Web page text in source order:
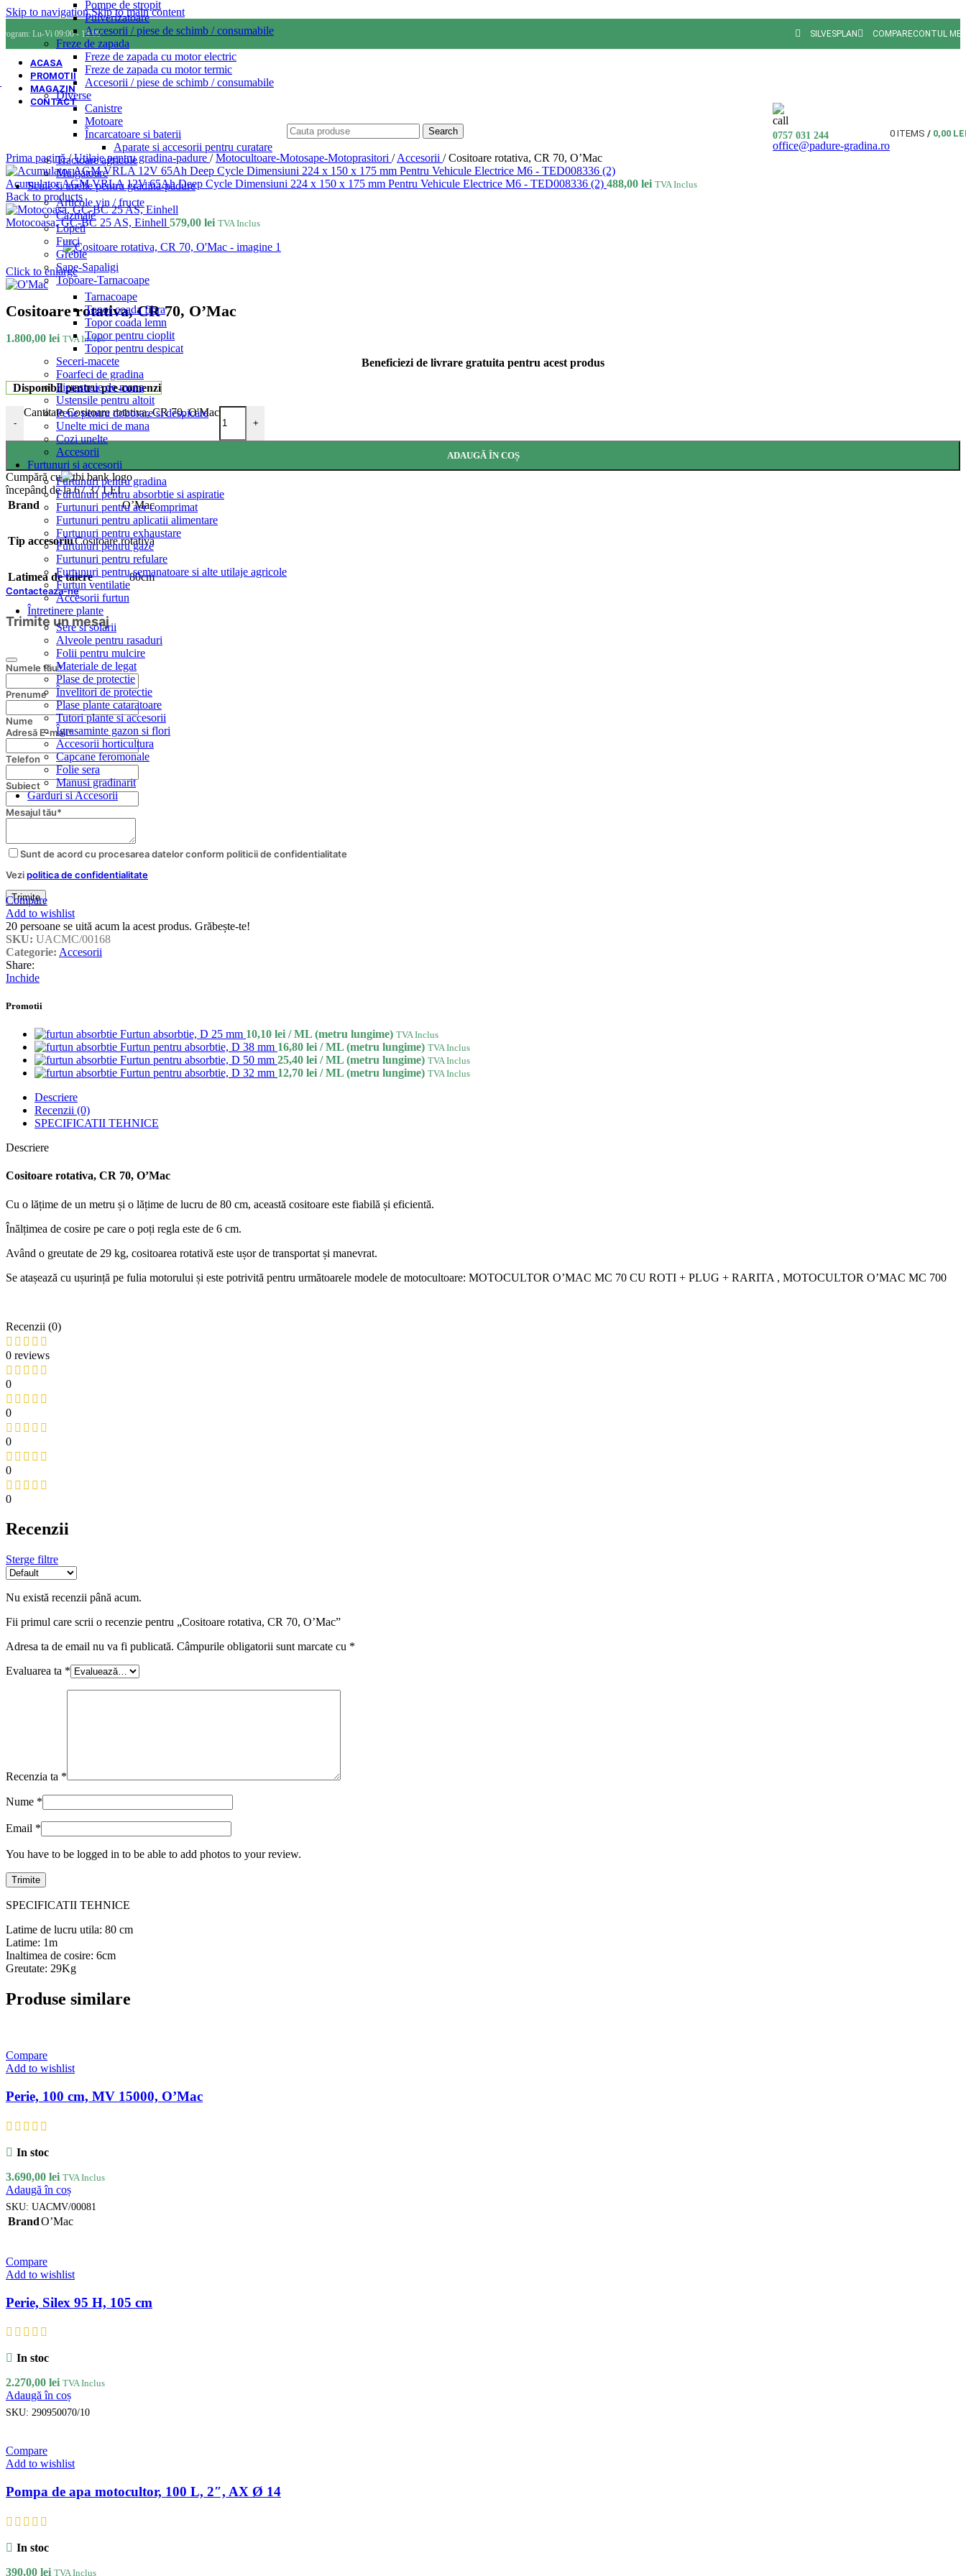
Skip to navigationSkip to main content
Lu-Vi 09:00 - 18:00 SILVESPLAN COMPARECONTUL
ACASA
PROMOTII
MAGAZIN
CONTACT
Pompe de stropit
Pulverizatoare
Accesorii / piese de schimb / consumabile
Freze de zapada
Freze de zapada cu motor electric
Freze de zapada cu motor termic
Accesorii / piese de schimb / consumabile
Diverse
Canistre
Motoare
Încarcatoare si baterii
Aparate si accesorii pentru curatare
Tractoare agricole
Mulgatoare
Scule si unelte pentru gradina-padure
Articole vin / fructe
Cazmale
Lopeti
Furci
Greble
Sape-Sapaligi
Topoare-Tarnacoape
Tarnacoape
Topor coada fibra
Topor coada lemn
Topor pentru cioplit
Topor pentru despicat
Seceri-macete
Foarfeci de gradina
Fierastraie de mana
Ustensile pentru altoit
Pene pentru doborare si despicare
Unelte mici de mana
Cozi unelte
Accesorii
Furtunuri si accesorii
Furtunuri pentru gradina
Furtunuri pentru absorbtie si aspiratie
Furtunuri pentru aer comprimat
Furtunuri pentru aplicatii alimentare
Furtunuri pentru exhaustare
Furtunuri pentru gaze
Furtunuri pentru refulare
Furtunuri pentru semanatoare si alte utilaje agricole
Furtun ventilatie
Accesorii furtun
Întretinere plante
Sere si solarii
Alveole pentru rasaduri
Folii pentru mulcire
Materiale de legat
Plase de protectie
Învelitori de protectie
Plase plante cataratoare
Tutori plante si accesorii
Îgrasaminte gazon si flori
Accesorii horticultura
Capcane feromonale
Folie sera
Manusi gradinarit
Garduri si Accesorii
Search 0757 031 244
office@padure-gradina.ro
0 ITEMS / 0,00
Prima pagină/ Utilaje pentru gradina-padure / Motocultoare-Motosape-Motoprasitori / Accesorii / Cositoare rotativa, CR 70, O’Mac
Acumulator AGM VRLA 12V 65Ah Deep Cycle Dimensiuni 224 x 150 x 175 mm Pentru Vehicule Electrice M6 - TED008336 (2) 488,00 lei TVA Inclus
Back to products
Motocoasa, GC-BC 25 AS, Einhell 579,00 lei TVA Inclus
Click to enlarge
Cositoare rotativa, CR 70, O’Mac
1.800,00 lei TVA Inclus
Beneficiezi de livrare gratuita pentru acest produs
Disponibil pentru pre-comenzi
-
Cantitate Cositoare rotativa, CR 70, O'Mac
+
ADAUGĂ ÎN COȘ
Cumpără cu
începând de la 67.37 LEI
Brand
O’Mac
Tip accesoriuCositoare rotativă
Latimea de taiere 80cm
Contacteaza-ne
Trimite un mesaj
Numele tău*
Prenume
Nume
Adresă E-mail*
Telefon
Subiect
Your
Mesajul tău*
Sunt de acord cu procesarea datelor conform politicii de confidentialitate
Vezipolitica de confidentialitate
Trimite
Compare
Add to wishlist
20 persoane se uită acum la acest produs. Grăbește-te!
SKU: UACMC/00168
Categorie: Accesorii
Share:
Inchide
Promotii
Furtun absorbtie, D 25 mm 10,10 lei / ML (metru lungime) TVA Inclus
Furtun pentru absorbtie, D 38 mm 16,80 lei / ML (metru lungime) TVA Inclus
Furtun pentru absorbtie, D 50 mm 25,40 lei / ML (metru lungime) TVA Inclus
Furtun pentru absorbtie, D 32 mm 12,70 lei / ML (metru lungime) TVA Inclus
Descriere
Recenzii (0)
SPECIFICATII TEHNICE
Descriere
Cositoare rotativa, CR 70, O’Mac
Cu o lățime de un metru și o lățime de lucru de 80 cm, această cositoare este fiabilă și eficientă.
Înălțimea de cosire pe care o poți regla este de 6 cm.
Având o greutate de 29 kg, cositoarea rotativă este ușor de transportat și manevrat.
Se atașează cu ușurință pe fulia motorului și este potrivită pentru următoarele modele de motocultoare: MOTOCULTOR O’MAC MC 70 CU ROTI + PLUG + RARITA , MOTOCULTOR O’MAC MC 700
Recenzii (0)
0 reviews
0
0
0
0
0
Recenzii
Sterge filtre
Nu există recenzii până acum.
Fii primul care scrii o recenzie pentru „Cositoare rotativa, CR 70, O’Mac”
Adresa ta de email nu va fi publicată. Câmpurile obligatorii sunt marcate cu *
Evaluarea ta *
Recenzia ta *
Nume *
Email *
You have to be logged in to be able to add photos to your review.
SPECIFICATII TEHNICE
Latime de lucru utila: 80 cm
Latime: 1m
Inaltimea de cosire: 6cm
Greutate: 29Kg
Produse similare
Compare
Add to wishlist
Perie, 100 cm, MV 15000, O’Mac
In stoc
3.690,00 lei TVA Inclus
Adaugă în coș
SKU: UACMV/00081
BrandO’Mac
Compare
Add to wishlist
Perie, Silex 95 H, 105 cm
In stoc
2.270,00 lei TVA Inclus
Adaugă în coș
SKU: 290950070/10
Compare
Add to wishlist
Pompa de apa motocultor, 100 L, 2″, AX Ø 14
In stoc
390,00 lei TVA Inclus